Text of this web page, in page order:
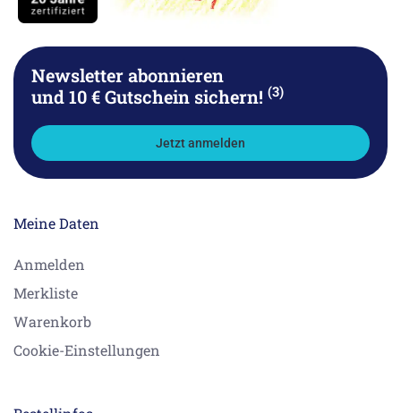
Newsletter abonnieren
und 10 € Gutschein sichern! (3)
Jetzt anmelden
Meine Daten
Anmelden
Merkliste
Warenkorb
Cookie-Einstellungen